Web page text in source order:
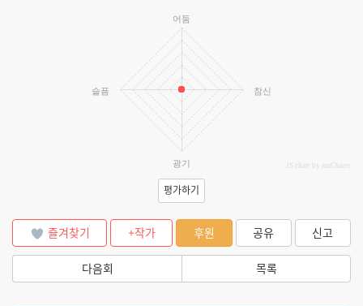
어둠
참신
광기
슬픔
JS chart by amCharts
평가하기
즐겨찾기 +작가 후원 공유 신고
다음회 목록